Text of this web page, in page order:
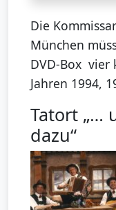
Die
München
DVD-Box vier
Jahren 1994,
Tatort „…
dazu“